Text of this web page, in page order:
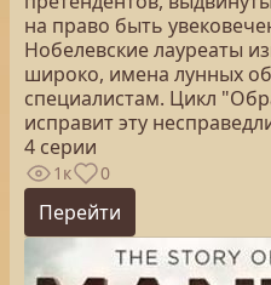
на право быть
Нобелевские лауреаты
широко, имена лунных
специалистам. Цикл
исправит эту
4 серии
1к 0
Перейти